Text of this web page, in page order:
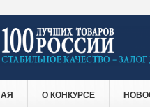
О КОНКУРСЕ